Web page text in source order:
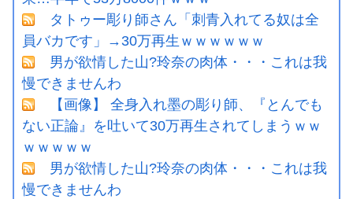
タトゥー彫り師さん「刺青入れてる奴は全
員バカです」→30万再生ｗｗｗｗｗｗ
男が欲情した山?玲奈の肉体・・・これは我
慢できませんわ
【画像】 全身入れ墨の彫り師、『とんでも
ない正論』を吐いて30万再生されてしまうｗｗ
ｗｗｗｗｗ
男が欲情した山?玲奈の肉体・・・これは我
慢できませんわ